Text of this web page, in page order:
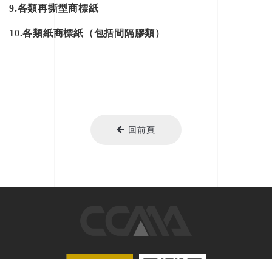
9.各類再撕型商標紙
10.各類紙商標紙（包括間隔膠類）
回前頁